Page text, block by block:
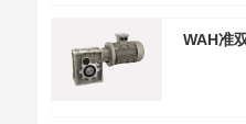
WAH准